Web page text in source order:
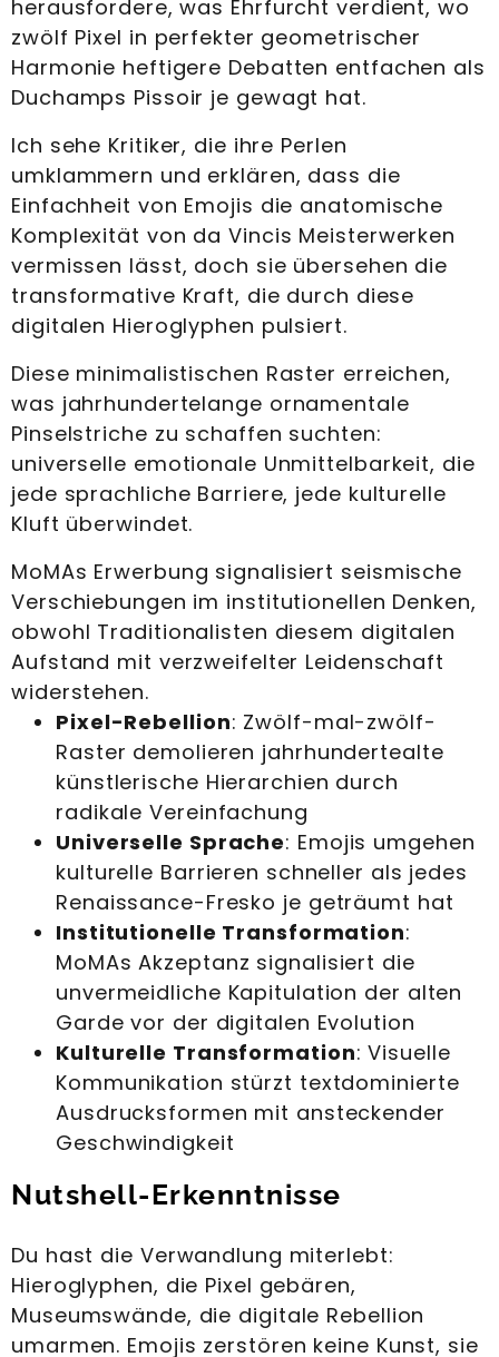
herausfordere, was Ehrfurcht verdient, wo
zwölf Pixel in perfekter geometrischer
Harmonie heftigere Debatten entfachen als
Duchamps Pissoir je gewagt hat.
Ich sehe Kritiker, die ihre Perlen
umklammern und erklären, dass die
Einfachheit von Emojis die anatomische
Komplexität von da Vincis Meisterwerken
vermissen lässt, doch sie übersehen die
transformative Kraft, die durch diese
digitalen Hieroglyphen pulsiert.
Diese minimalistischen Raster erreichen,
was jahrhundertelange ornamentale
Pinselstriche zu schaffen suchten:
universelle emotionale Unmittelbarkeit, die
jede sprachliche Barriere, jede kulturelle
Kluft überwindet.
MoMAs Erwerbung signalisiert seismische
Verschiebungen im institutionellen Denken,
obwohl Traditionalisten diesem digitalen
Aufstand mit verzweifelter Leidenschaft
widerstehen.
Pixel-Rebellion: Zwölf-mal-zwölf-
Raster demolieren jahrhundertealte
künstlerische Hierarchien durch
radikale Vereinfachung
Universelle Sprache: Emojis umgehen
kulturelle Barrieren schneller als jedes
Renaissance-Fresko je geträumt hat
Institutionelle Transformation:
MoMAs Akzeptanz signalisiert die
unvermeidliche Kapitulation der alten
Garde vor der digitalen Evolution
Kulturelle Transformation: Visuelle
Kommunikation stürzt textdominierte
Ausdrucksformen mit ansteckender
Geschwindigkeit
Nutshell-Erkenntnisse
Du hast die Verwandlung miterlebt:
Hieroglyphen, die Pixel gebären,
Museumswände, die digitale Rebellion
umarmen. Emojis zerstören keine Kunst, sie